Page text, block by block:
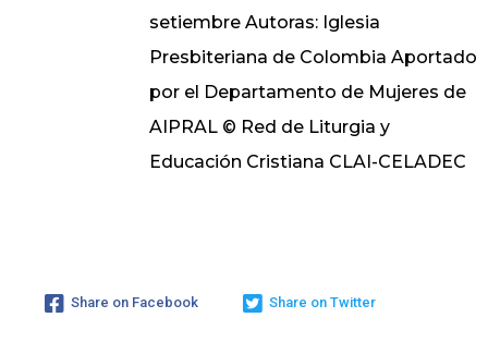
setiembre Autoras: Iglesia
Presbiteriana de Colombia Aportado
por el Departamento de Mujeres de
AIPRAL © Red de Liturgia y
Educación Cristiana CLAI-CELADEC
Share on Facebook Share on Twitter